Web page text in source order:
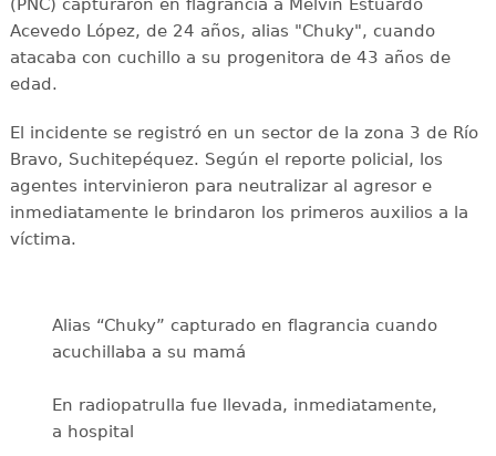
Acevedo López, de 24 años, alias "Chuky", cuando
atacaba con cuchillo a su progenitora de 43 años de
edad.
El incidente se registró en un sector de la zona 3 de Río
Bravo, Suchitepéquez. Según el reporte policial, los
agentes intervinieron para neutralizar al agresor e
inmediatamente le brindaron los primeros auxilios a la
víctima.
Alias “Chuky” capturado en flagrancia cuando
acuchillaba a su mamá
En radiopatrulla fue llevada, inmediatamente,
a hospital